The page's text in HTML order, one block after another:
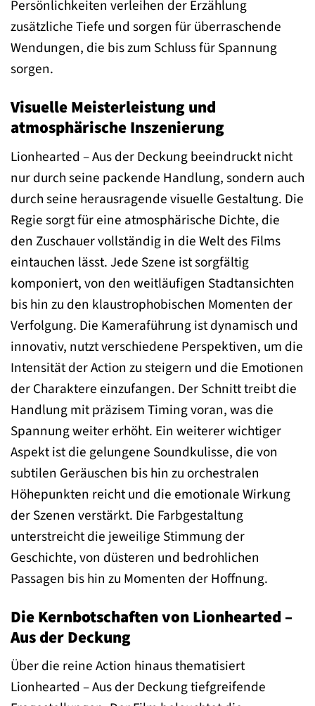
Persönlichkeiten verleihen der Erzählung
zusätzliche Tiefe und sorgen für überraschende
Wendungen, die bis zum Schluss für Spannung
sorgen.
Visuelle Meisterleistung und
atmosphärische Inszenierung
Lionhearted – Aus der Deckung beeindruckt nicht
nur durch seine packende Handlung, sondern auch
durch seine herausragende visuelle Gestaltung. Die
Regie sorgt für eine atmosphärische Dichte, die
den Zuschauer vollständig in die Welt des Films
eintauchen lässt. Jede Szene ist sorgfältig
komponiert, von den weitläufigen Stadtansichten
bis hin zu den klaustrophobischen Momenten der
Verfolgung. Die Kameraführung ist dynamisch und
innovativ, nutzt verschiedene Perspektiven, um die
Intensität der Action zu steigern und die Emotionen
der Charaktere einzufangen. Der Schnitt treibt die
Handlung mit präzisem Timing voran, was die
Spannung weiter erhöht. Ein weiterer wichtiger
Aspekt ist die gelungene Soundkulisse, die von
subtilen Geräuschen bis hin zu orchestralen
Höhepunkten reicht und die emotionale Wirkung
der Szenen verstärkt. Die Farbgestaltung
unterstreicht die jeweilige Stimmung der
Geschichte, von düsteren und bedrohlichen
Passagen bis hin zu Momenten der Hoffnung.
Die Kernbotschaften von Lionhearted –
Aus der Deckung
Über die reine Action hinaus thematisiert
Lionhearted – Aus der Deckung tiefgreifende